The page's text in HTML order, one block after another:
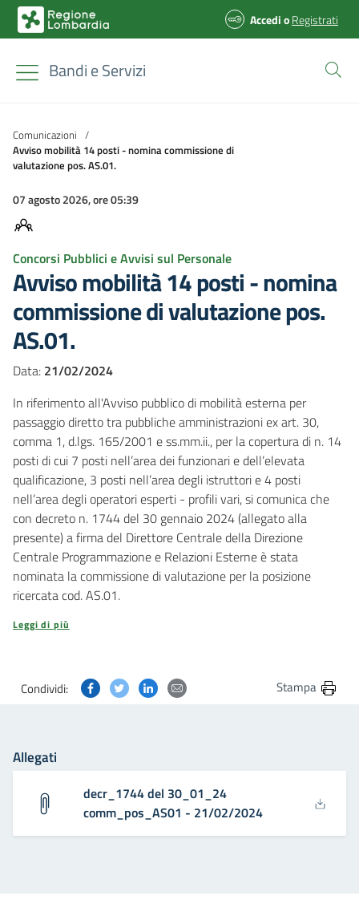
AccedioRegistrati
Bandi e Servizi
Comunicazioni /
Avviso mobilità 14 posti - nomina commissione di
valutazione pos. AS.01.
07 agosto 2026, ore 05:39
Concorsi Pubblici e Avvisi sul Personale
Avviso mobilità 14 posti - nomina
commissione di valutazione pos.
AS.01.
Data: 21/02/2024
In riferimento all'Avviso pubblico di mobilità esterna per
passaggio diretto tra pubbliche amministrazioni ex art. 30,
comma 1, d.lgs. 165/2001 e ss.mm.ii., per la copertura di n. 14
posti di cui 7 posti nell’area dei funzionari e dell’elevata
qualificazione, 3 posti nell’area degli istruttori e 4 posti
nell’area degli operatori esperti - profili vari, si comunica che
con decreto n. 1744 del 30 gennaio 2024 (allegato alla
presente) a firma del Direttore Centrale della Direzione
Centrale Programmazione e Relazioni Esterne è stata
nominata la commissione di valutazione per la posizione
ricercata cod. AS.01.
Leggi di più
Condividi: Condividi questa pagina su Facebook
Condividi questa pagina su Twitter
Condividi questa pagina su Linkedin
Condividi questa pagina via
Stampa
Allegati
decr_1744 del 30_01_24
comm_pos_AS01 - 21/02/2024